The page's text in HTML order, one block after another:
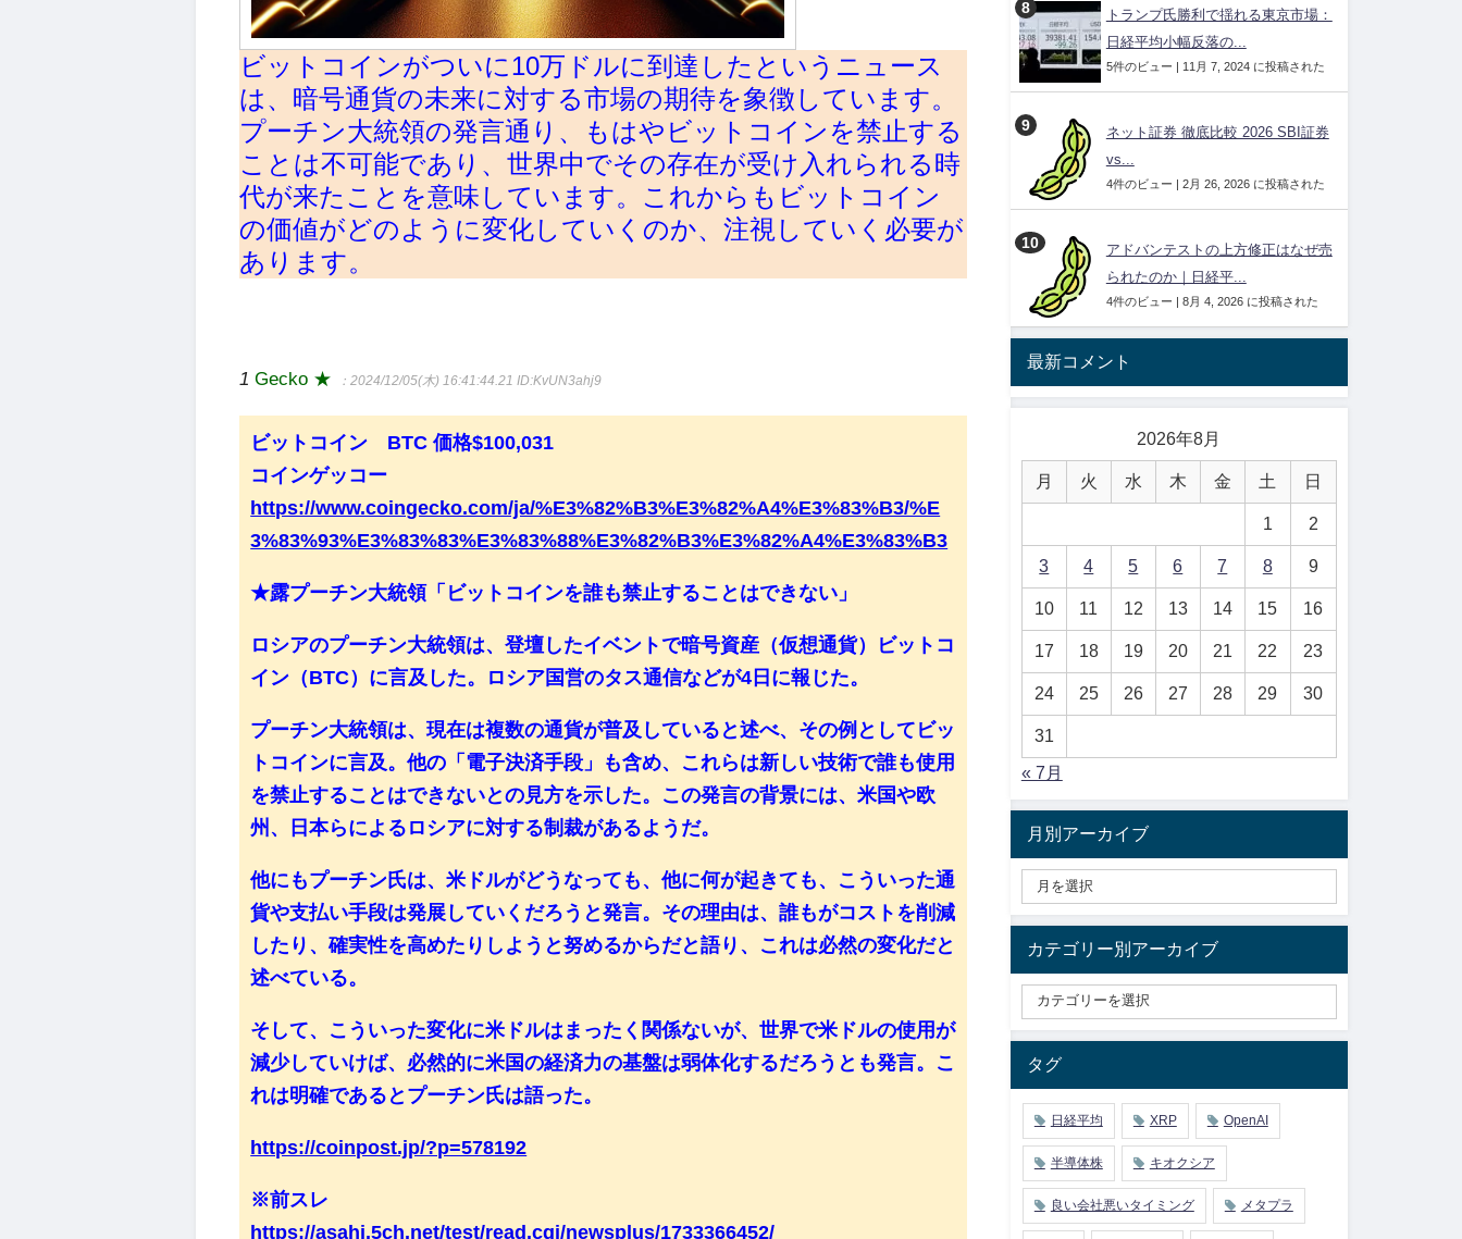
ビットコインがついに10万ドルに到達したというニュース
は、暗号通貨の未来に対する市場の期待を象徴しています。
プーチン大統領の発言通り、もはやビットコインを禁止する
ことは不可能であり、世界中でその存在が受け入れられる時
代が来たことを意味しています。これからもビットコイン
の価値がどのように変化していくのか、注視していく必要が
あります。
1 Gecko ★ ：2024/12/05(木) 16:41:44.21ID:KvUN3ahj9
ビットコイン BTC 価格$100,031
コインゲッコー
https://www.coingecko.com/ja/%E3%82%B3%E3%82%A4%E3%83%B3/%E
3%83%93%E3%83%83%E3%83%88%E3%82%B3%E3%82%A4%E3%83%B3
★露プーチン大統領「ビットコインを誰も禁止することはできない」
ロシアのプーチン大統領は、登壇したイベントで暗号資産（仮想通貨）ビットコ
イン（BTC）に言及した。ロシア国営のタス通信などが4日に報じた。
プーチン大統領は、現在は複数の通貨が普及していると述べ、その例としてビッ
トコインに言及。他の「電子決済手段」も含め、これらは新しい技術で誰も使用
を禁止することはできないとの見方を示した。この発言の背景には、米国や欧
州、日本らによるロシアに対する制裁があるようだ。
他にもプーチン氏は、米ドルがどうなっても、他に何が起きても、こういった通
貨や支払い手段は発展していくだろうと発言。その理由は、誰もがコストを削減
したり、確実性を高めたりしようと努めるからだと語り、これは必然の変化だと
述べている。
そして、こういった変化に米ドルはまったく関係ないが、世界で米ドルの使用が
減少していけば、必然的に米国の経済力の基盤は弱体化するだろうとも発言。こ
れは明確であるとプーチン氏は語った。
https://coinpost.jp/?p=578192
※前スレ
https://asahi.5ch.net/test/read.cgi/newsplus/1733366452/
トランプ氏勝利で揺れる東京市場：
日経平均小幅反落の...
5件のビュー | 11月 7, 2024 に投稿された
ネット証券 徹底比較 2026 SBI証券
vs...
4件のビュー | 2月 26, 2026 に投稿された
アドバンテストの上方修正はなぜ売
られたのか｜日経平...
4件のビュー | 8月 4, 2026 に投稿された
最新コメント
2026年8月
月 火 水 木 金 土 日
1 2
3 4 5 6 7 8 9
10 11 12 13 14 15 16
17 18 19 20 21 22 23
24 25 26 27 28 29 30
31
« 7月
月別アーカイブ
カテゴリー別アーカイブ
タグ
日経平均 XRP OpenAI
半導体株 キオクシア
良い会社悪いタイミング メタプラ